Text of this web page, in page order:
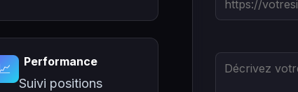
📈 Performance
Suivi positions